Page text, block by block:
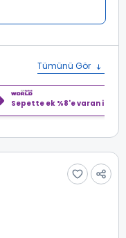
Tümünü Gör
Sepette ek %8'e varan